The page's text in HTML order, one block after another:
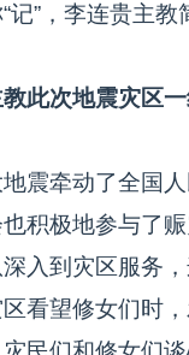
记”，李连贵主教
次地震灾区一
震牵动了全国
积极地参与了
入到灾区服务
看望修女们时